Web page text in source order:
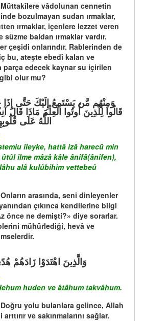
vâdolunan cennetin
bozulmayan sudan ırmaklar,
ırmaklar, içenlere lezzet veren
süzme baldan ırmaklar vardır.
çeşidi onlarındır. Rablerinden de
bu, ateşte ebedî kalan ve
parça edecek kaynar su içirilen
olur mu?
قَالُوا لِلَّذِينَ أُوتُوا الْعِلْمَ مَاذَا قَالَ
اللَّهُ عَلَى
ileyke, hattâ izâ harecû min
ilme mâzâ kâle ânifâ(ânifen),
alâ kulûbihim vettebeû
arasında, seni dinleyenler
çıkınca kendilerine bilgi
önce ne demişti?» diye sorarlar.
mühürlediği, hevâ ve
وَالَّذِينَ اهْتَدَوْا زَادَهُمْ
huden ve âtâhum takvâhum.
yolu bulanlara gelince, Allah
ve sakınmalarını sağlar.